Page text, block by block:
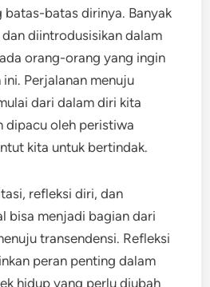
batas-batas dirinya. Banyak
diintrodusisikan dalam
orang-orang yang ingin
Perjalanan menuju
dari dalam diri kita
dipacu oleh peristiwa
kita untuk bertindak.
refleksi diri, dan
bisa menjadi bagian dari
transendensi. Refleksi
peran penting dalam
hidup yang perlu diubah